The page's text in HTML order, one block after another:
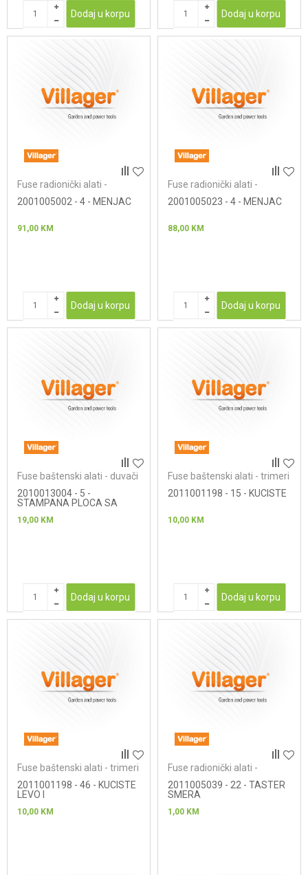
Dodaj u korpu Dodaj u korpu
Fuse radionički alati -
2001005002 - 4 - MENJAC
91,00 KM
Dodaj u korpu
Fuse radionički alati -
2001005023 - 4 - MENJAC
88,00 KM
Dodaj u korpu
Fuse baštenski alati - duvači
2010013004 - 5 -
STAMPANA PLOCA SA
19,00 KM
Dodaj u korpu
Fuse baštenski alati - trimeri
2011001198 - 15 - KUCISTE
10,00 KM
Dodaj u korpu
Fuse baštenski alati - trimeri
2011001198 - 46 - KUCISTE
LEVO I
10,00 KM
Fuse radionički alati -
2011005039 - 22 - TASTER
SMERA
1,00 KM